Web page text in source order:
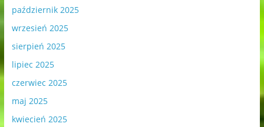
październik 2025
wrzesień 2025
sierpień 2025
lipiec 2025
czerwiec 2025
maj 2025
kwiecień 2025